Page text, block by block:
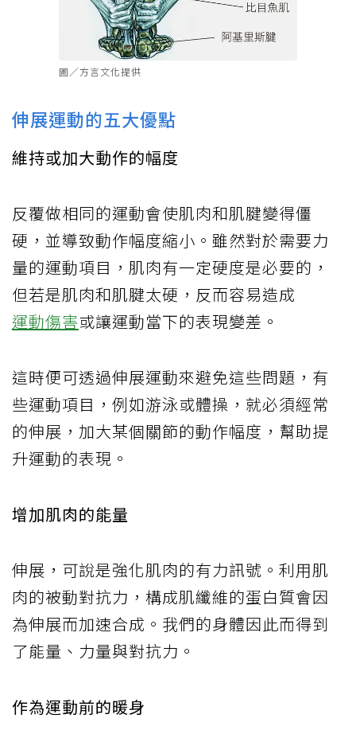
圖／方言文化提供
伸展運動的五大優點
維持或加大動作的幅度
反覆做相同的運動會使肌肉和肌腱變得僵
硬，並導致動作幅度縮小。雖然對於需要力
量的運動項目，肌肉有一定硬度是必要的，
但若是肌肉和肌腱太硬，反而容易造成
運動傷害或讓運動當下的表現變差。
這時便可透過伸展運動來避免這些問題，有
些運動項目，例如游泳或體操，就必須經常
的伸展，加大某個關節的動作幅度，幫助提
升運動的表現。
增加肌肉的能量
伸展，可說是強化肌肉的有力訊號。利用肌
肉的被動對抗力，構成肌纖維的蛋白質會因
為伸展而加速合成。我們的身體因此而得到
了能量、力量與對抗力。
作為運動前的暖身